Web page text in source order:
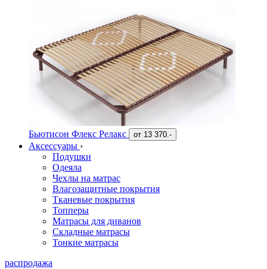
Бьютисон Флекс Релакс от 13 370.-
Аксессуары ›
Подушки
Одеяла
Чехлы на матрас
Влагозащитные покрытия
Тканевые покрытия
Топперы
Матрасы для диванов
Складные матрасы
Тонкие матрасы
распродажа